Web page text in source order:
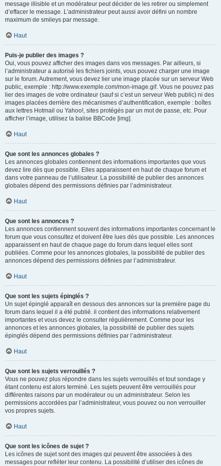
message illisible et un modérateur peut décider de les retirer ou simplement
d’effacer le message. L’administrateur peut aussi avoir défini un nombre
maximum de smileys par message.
Haut
Puis-je publier des images ?
Oui, vous pouvez afficher des images dans vos messages. Par ailleurs, si
l’administrateur a autorisé les fichiers joints, vous pouvez charger une image
sur le forum. Autrement, vous devez lier une image placée sur un serveur Web
public, exemple : http://www.exemple.com/mon-image.gif. Vous ne pouvez pas
lier des images de votre ordinateur (sauf si c’est un serveur Web public) ni des
images placées derrière des mécanismes d’authentification, exemple : boîtes
aux lettres Hotmail ou Yahoo!, sites protégés par un mot de passe, etc. Pour
afficher l’image, utilisez la balise BBCode [img].
Haut
Que sont les annonces globales ?
Les annonces globales contiennent des informations importantes que vous
devez lire dès que possible. Elles apparaissent en haut de chaque forum et
dans votre panneau de l’utilisateur. La possibilité de publier des annonces
globales dépend des permissions définies par l’administrateur.
Haut
Que sont les annonces ?
Les annonces contiennent souvent des informations importantes concernant le
forum que vous consultez et doivent être lues dès que possible. Les annonces
apparaissent en haut de chaque page du forum dans lequel elles sont
publiées. Comme pour les annonces globales, la possibilité de publier des
annonces dépend des permissions définies par l’administrateur.
Haut
Que sont les sujets épinglés ?
Un sujet épinglé apparaît en dessous des annonces sur la première page du
forum dans lequel il a été publié. il contient des informations relativement
importantes et vous devez le consulter régulièrement. Comme pour les
annonces et les annonces globales, la possibilité de publier des sujets
épinglés dépend des permissions définies par l’administrateur.
Haut
Que sont les sujets verrouillés ?
Vous ne pouvez plus répondre dans les sujets verrouillés et tout sondage y
étant contenu est alors terminé. Les sujets peuvent être verrouillés pour
différentes raisons par un modérateur ou un administrateur. Selon les
permissions accordées par l’administrateur, vous pouvez ou non verrouiller
vos propres sujets.
Haut
Que sont les icônes de sujet ?
Les icônes de sujet sont des images qui peuvent être associées à des
messages pour refléter leur contenu. La possibilité d’utiliser des icônes de